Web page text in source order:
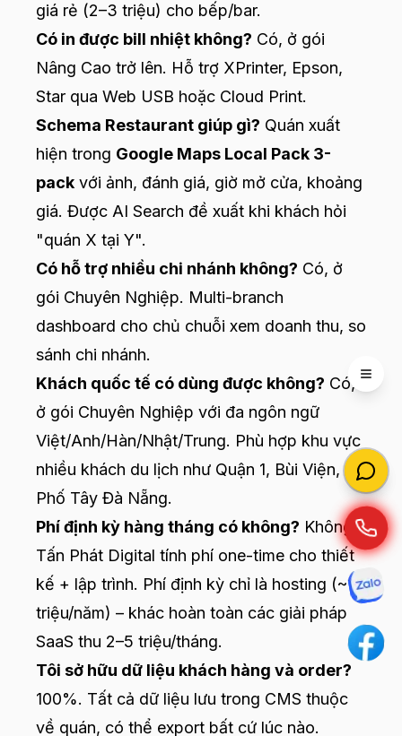
giá rẻ (2–3 triệu) cho bếp/bar.
Có in được bill nhiệt không? Có, ở gói
Nâng Cao trở lên. Hỗ trợ XPrinter, Epson,
Star qua Web USB hoặc Cloud Print.
Schema Restaurant giúp gì? Quán xuất
hiện trong Google Maps Local Pack 3-
pack với ảnh, đánh giá, giờ mở cửa, khoảng
giá. Được AI Search đề xuất khi khách hỏi
"quán X tại Y".
Có hỗ trợ nhiều chi nhánh không? Có, ở
gói Chuyên Nghiệp. Multi-branch
dashboard cho chủ chuỗi xem doanh thu, so
sánh chi nhánh.
Khách quốc tế có dùng được không? Có,
ở gói Chuyên Nghiệp với đa ngôn ngữ
Việt/Anh/Hàn/Nhật/Trung. Phù hợp khu vực
nhiều khách du lịch như Quận 1, Bùi Viện,
Phố Tây Đà Nẵng.
Phí định kỳ hàng tháng có không? Không.
Tấn Phát Digital tính phí one-time cho thiết
kế + lập trình. Phí định kỳ chỉ là hosting (~1
triệu/năm) – khác hoàn toàn các giải pháp
SaaS thu 2–5 triệu/tháng.
Tôi sở hữu dữ liệu khách hàng và order?
100%. Tất cả dữ liệu lưu trong CMS thuộc
về quán, có thể export bất cứ lúc nào.